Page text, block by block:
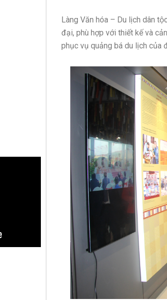
Làng Văn hóa – Du lịch dân
đại, phù hợp với thiết kế và
phục vụ quảng bá du lịch của